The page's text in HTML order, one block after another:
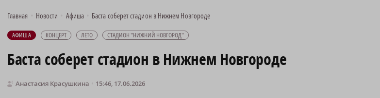
Главная Новости Афиша Баста соберет стадион в Нижнем Новгороде
АФИША КОНЦЕРТ ЛЕТО СТАДИОН "НИЖНИЙ НОВГОРОД"
Баста соберет стадион в Нижнем Новгороде
Анастасия Красушкина 15:46, 17.06.2026